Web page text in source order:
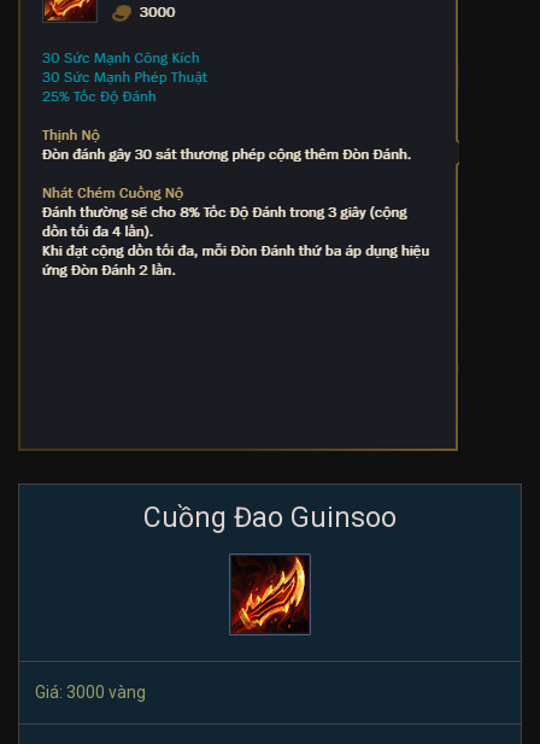
Cuồng Đao Guinsoo
Giá: 3000 vàng